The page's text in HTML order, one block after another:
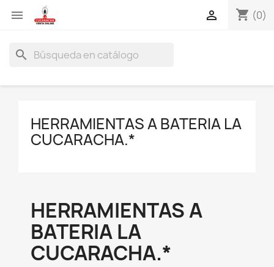
 shopping_cart (0)

search
HERRAMIENTAS A BATERIA LA
CUCARACHA.*
HERRAMIENTAS A
BATERIA LA
CUCARACHA.*